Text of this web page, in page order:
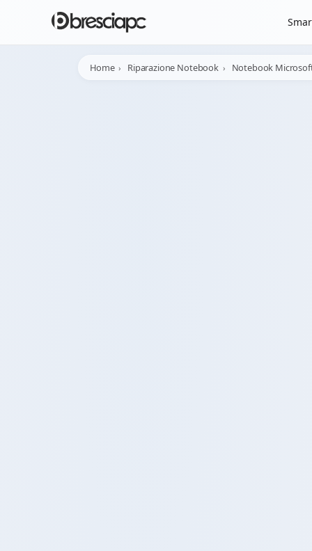
Home Riparazione Notebook Notebook